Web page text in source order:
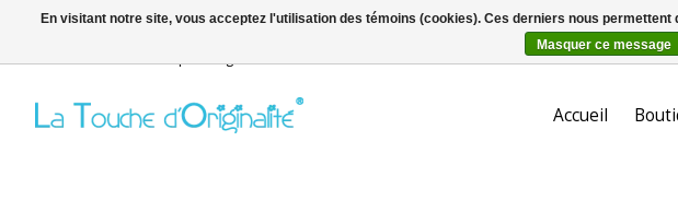
Accueil
En visitant notre site, vous acceptez l'utilisation des témoins (cookies). Ces derniers nous
Masquer ce message